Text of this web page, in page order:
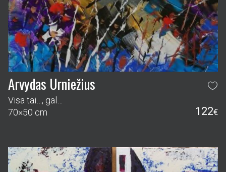
Arvydas Urniežius
Visa tai…, gal…
70×50 cm
122€